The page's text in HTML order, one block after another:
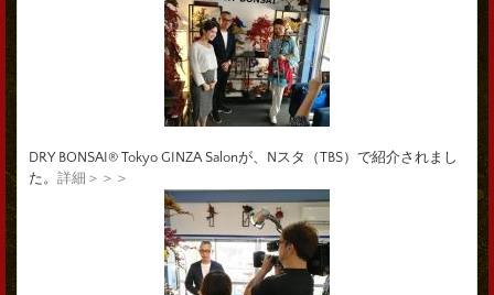
DRY BONSAI® Tokyo GINZA Salonが、Nスタ（TBS）で紹介されまし
た。 詳細＞＞＞